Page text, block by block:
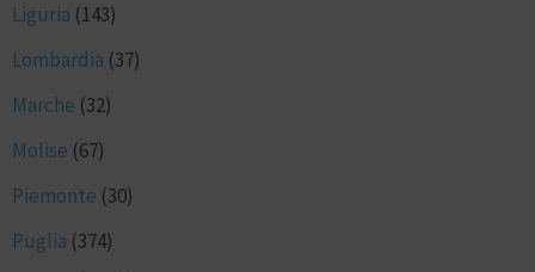
Liguria (143)
Lombardia (37)
Marche (32)
Molise (67)
Piemonte (30)
Puglia (374)